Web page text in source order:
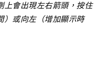
上會出現左右箭頭，按住
）或向左（增加顯示時